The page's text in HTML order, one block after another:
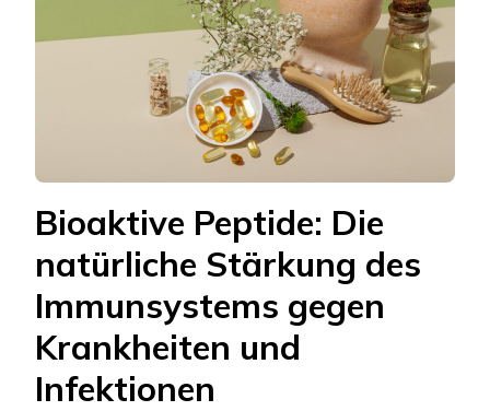
Bioaktive Peptide: Die
natürliche Stärkung des
Immunsystems gegen
Krankheiten und
Infektionen